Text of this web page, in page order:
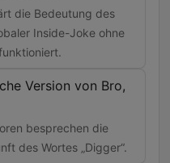
die Bedeutung des
Inside-Joke ohne
Version von Bro,
besprechen die
des Wortes „Digger“.